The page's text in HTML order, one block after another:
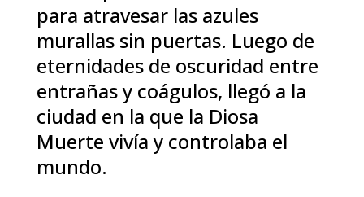
para atravesar las azules
murallas sin puertas. Luego de
eternidades de oscuridad entre
entrañas y coágulos, llegó a la
ciudad en la que la Diosa
Muerte vivía y controlaba el
mundo.